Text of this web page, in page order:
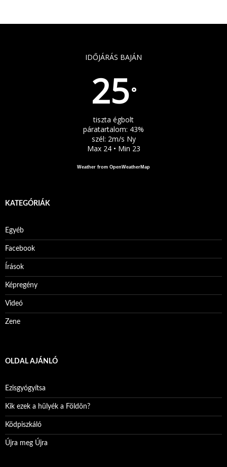
IDŐJÁRÁS BAJÁN
25°
tiszta égbolt
páratartalom: 43%
szél: 2m/s Ny
Max 24 • Min 23
Weather from OpenWeatherMap
KATEGÓRIÁK
Egyéb
Facebook
Írások
Képregény
Videó
Zene
OLDAL AJÁNLÓ
Ezisgyógyítsa
Kik ezek a hülyék a Földön?
Ködpiszkáló
Újra meg Újra